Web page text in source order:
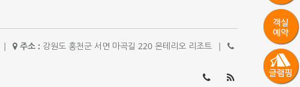
| 주소 : 강원도 홍천군 서면 마곡길 220 몬테리오 리조트
|